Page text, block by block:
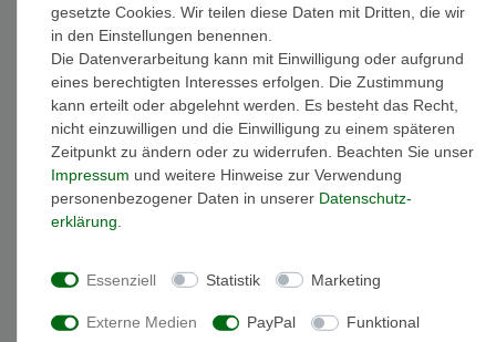
* inkl. ges. MwSt. zzgl.Versandkosten
Beschreibung
gesetzte Cookies. Wir teilen diese Daten mit Dritten, die wir
in den Einstellungen benennen.
Die Datenverarbeitung kann mit Einwilligung oder aufgrund
eines berechtigten Interesses erfolgen. Die Zustimmung
kann erteilt oder abgelehnt werden. Es besteht das Recht,
nicht einzuwilligen und die Einwilligung zu einem späteren
Zeitpunkt zu ändern oder zu widerrufen. Beachten Sie unser
Impressum und weitere Hinweise zur Verwendung
personenbezogener Daten in unserer Daten­schutz­
erklärung
Essenziell Statistik Marketing
Externe Medien PayPal Funktional